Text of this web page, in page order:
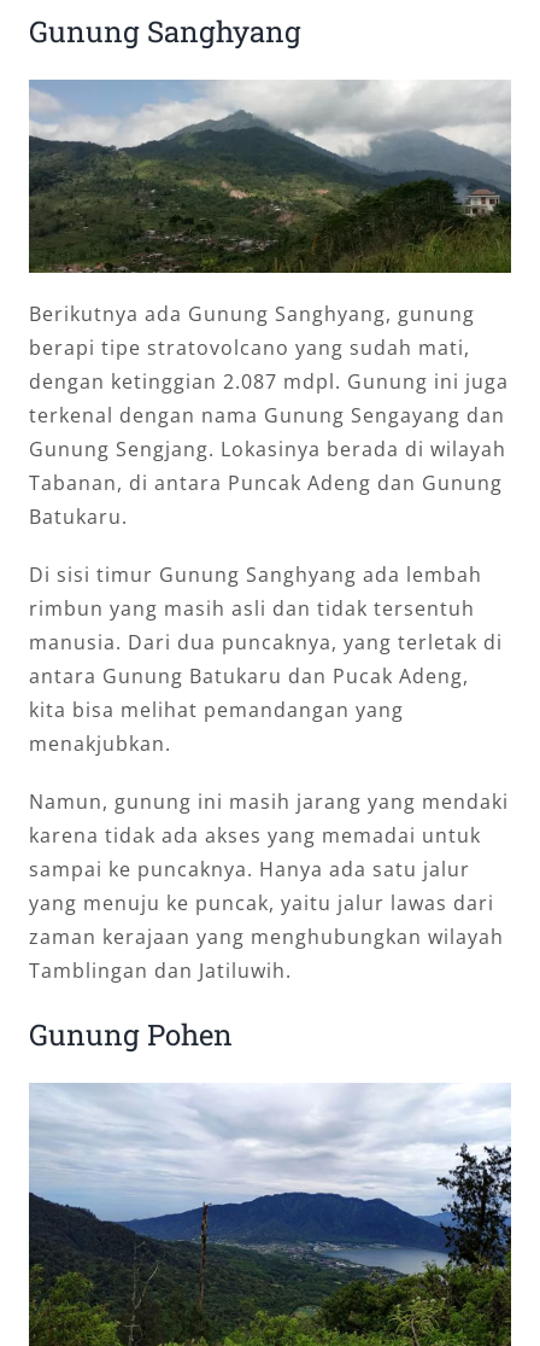
Gunung Sanghyang
Berikutnya ada Gunung Sanghyang, gunung
berapi tipe stratovolcano yang sudah mati,
dengan ketinggian 2.087 mdpl. Gunung ini juga
terkenal dengan nama Gunung Sengayang dan
Gunung Sengjang. Lokasinya berada di wilayah
Tabanan, di antara Puncak Adeng dan Gunung
Batukaru.
Di sisi timur Gunung Sanghyang ada lembah
rimbun yang masih asli dan tidak tersentuh
manusia. Dari dua puncaknya, yang terletak di
antara Gunung Batukaru dan Pucak Adeng,
kita bisa melihat pemandangan yang
menakjubkan.
Namun, gunung ini masih jarang yang mendaki
karena tidak ada akses yang memadai untuk
sampai ke puncaknya. Hanya ada satu jalur
yang menuju ke puncak, yaitu jalur lawas dari
zaman kerajaan yang menghubungkan wilayah
Tamblingan dan Jatiluwih.
Gunung Pohen